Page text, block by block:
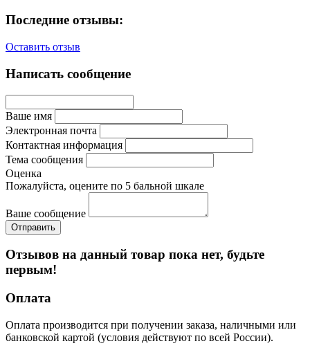
Последние отзывы:
Оставить отзыв
Написать сообщение
Ваше имя
Электронная почта
Контактная информация
Тема сообщения
Оценка
Пожалуйста, оцените по 5 бальной шкале
Ваше сообщение
Отзывов на данный товар пока нет, будьте
первым!
Оплата
Оплата производится при получении заказа, наличными или
банковской картой (условия действуют по всей России).